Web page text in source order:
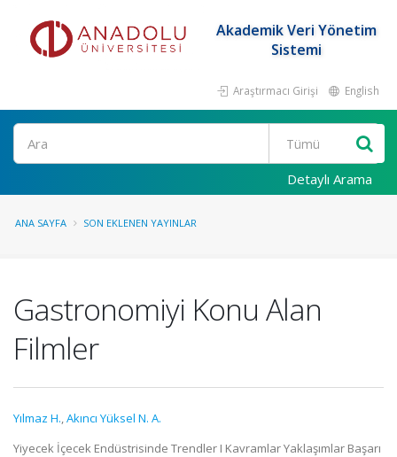
Akademik Veri Yönetim
Sistemi
Araştırmacı Girişi English
Ara
Detaylı Arama
ANA SAYFA SON EKLENEN YAYINLAR
Gastronomiyi Konu Alan
Filmler
Yılmaz H.,Akıncı Yüksel N. A.
Yiyecek İçecek Endüstrisinde Trendler I Kavramlar Yaklaşımlar Başarı